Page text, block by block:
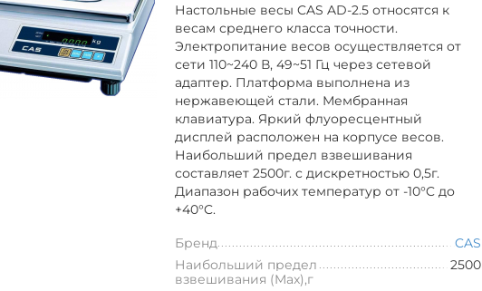
Настольные весы CAS AD-2.5 относятся к
весам среднего класса точности.
Электропитание весов осуществляется от
сети 110~240 В, 49~51 Гц через сетевой
адаптер. Платформа выполнена из
нержавеющей стали. Мембранная
клавиатура. Яркий флуоресцентный
дисплей расположен на корпусе весов.
Наибольший предел взвешивания
составляет 2500г. с дискретностью 0,5г.
Диапазон рабочих температур от -10°C до
+40°C.
Бренд
CAS
Наибольший предел
взвешивания (Max),г
2500